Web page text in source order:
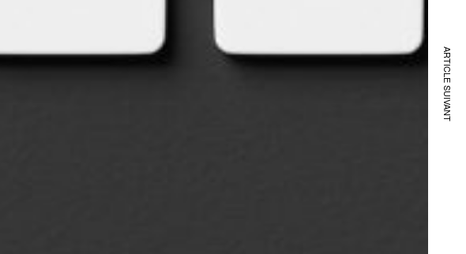
ARTICLE SUIVANT